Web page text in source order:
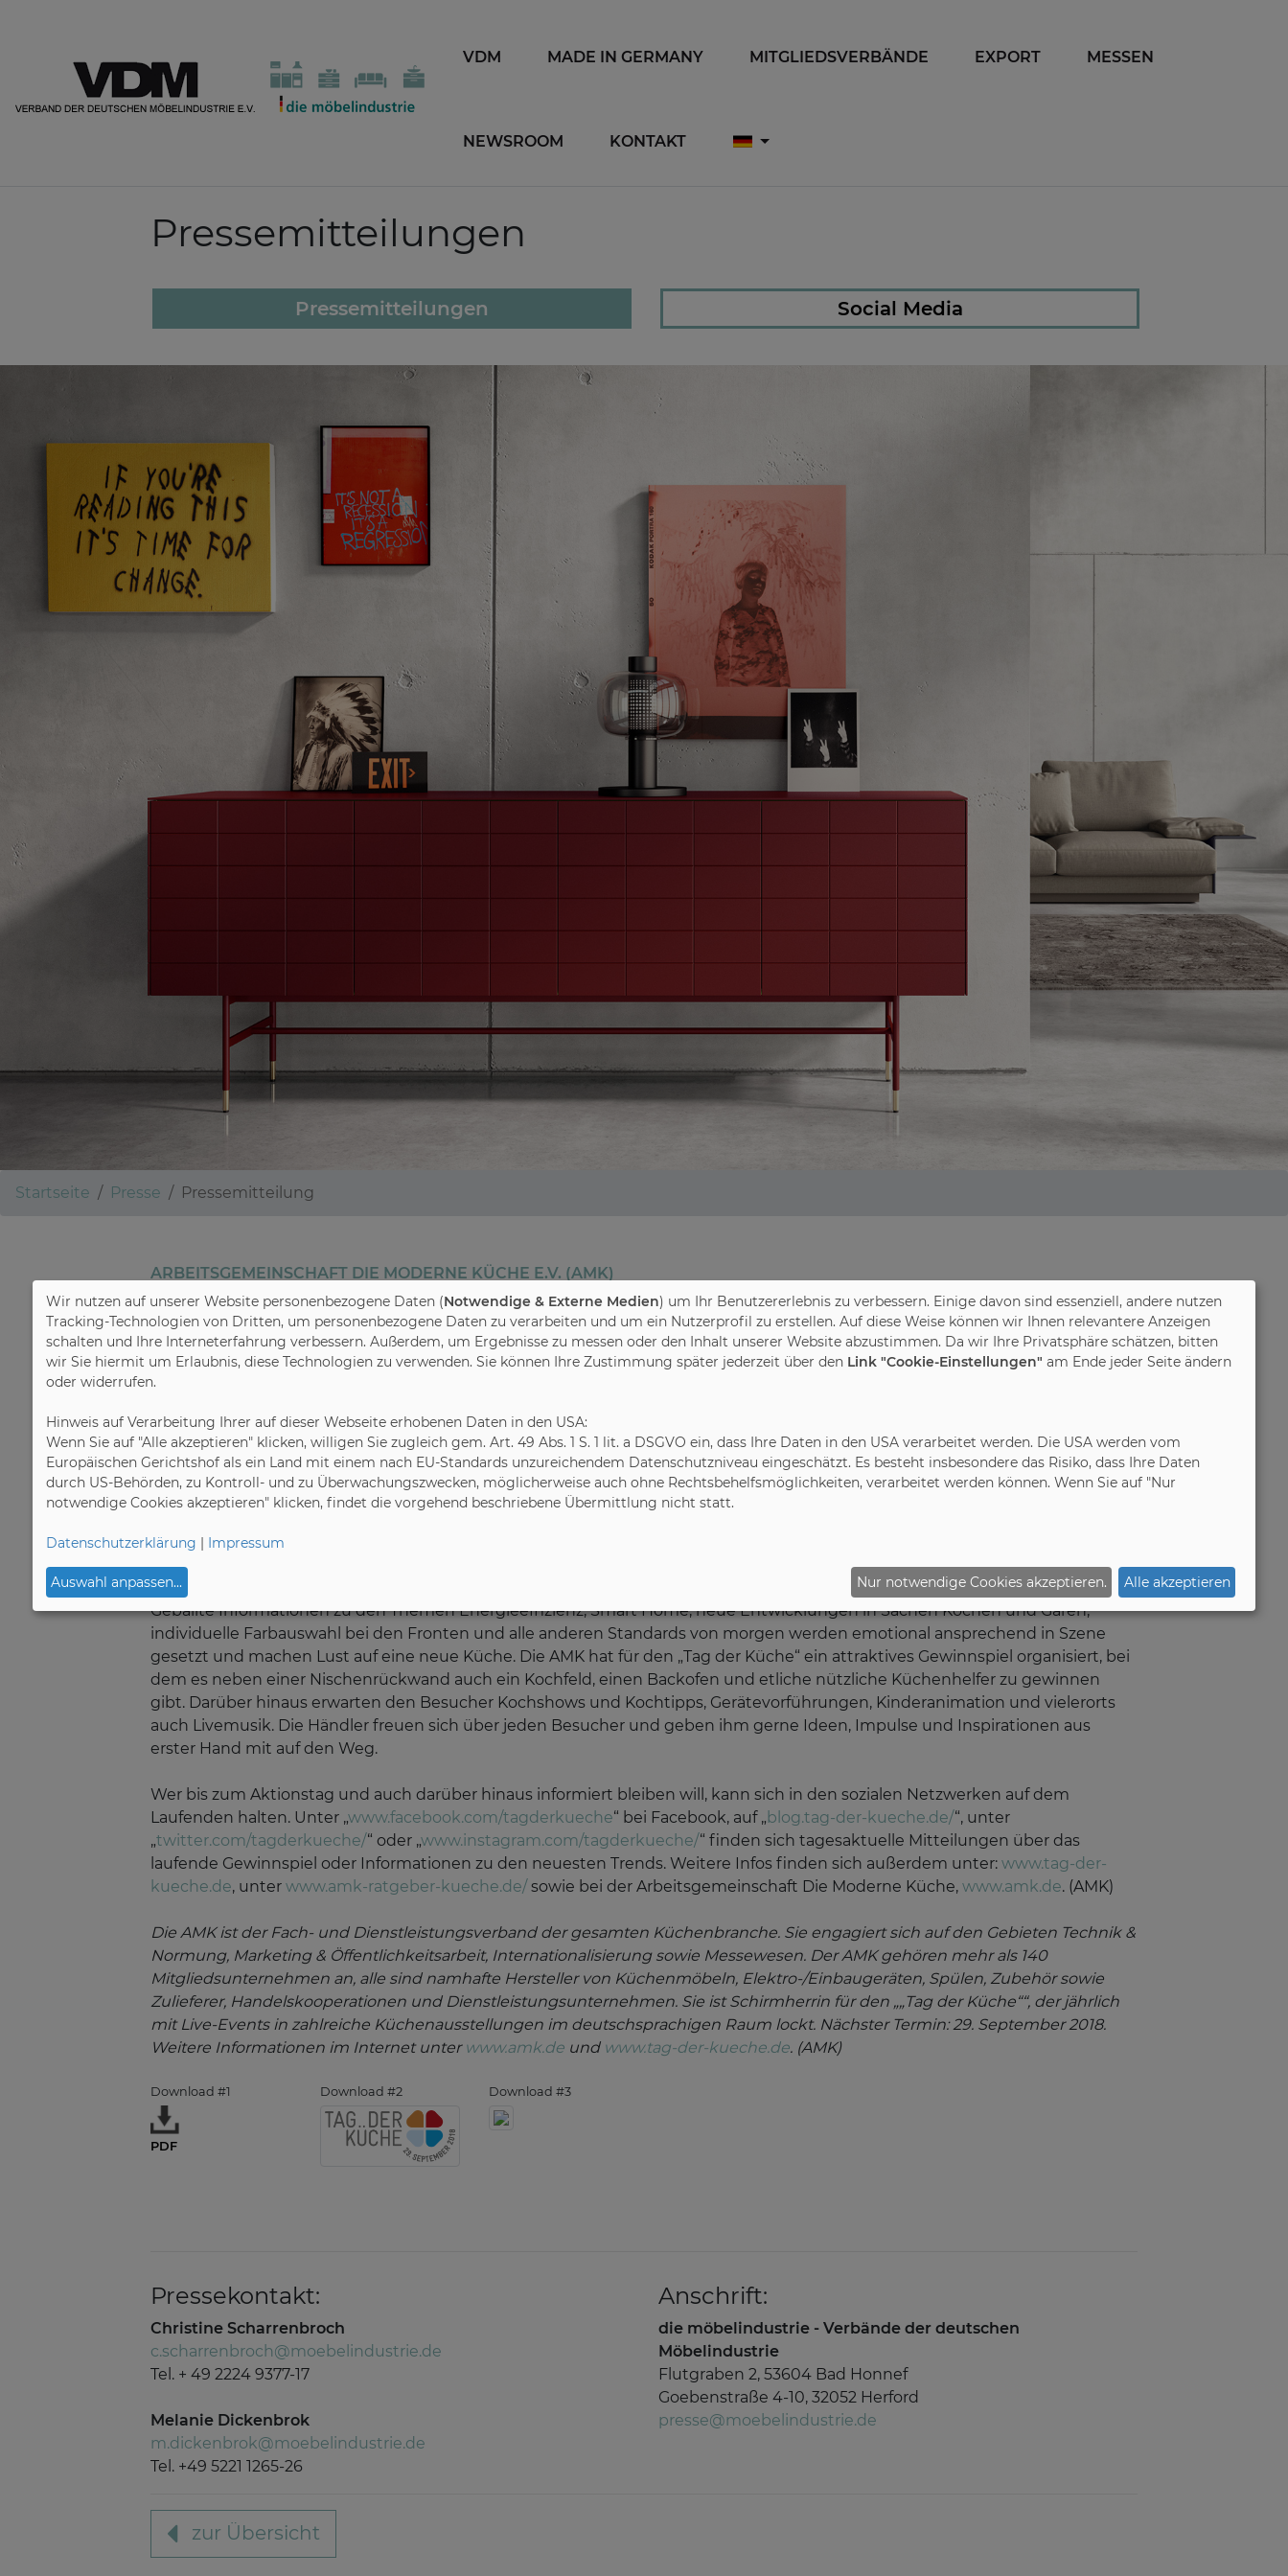
VDM MADE IN GERMANY MITGLIEDSVERBÄNDE EXPORT MESSEN
NEWSROOM KONTAKT
Pressemitteilungen
Pressemitteilungen Social Media
Startseite Presse Pressemitteilung
ARBEITSGEMEINSCHAFT DIE MODERNE KÜCHE E.V. (AMK)
Über 2.000 Fachgeschäfte öffnen am „Tag der Küche“ 2018
Bundesweiter Aktionstag am Samstag, 29. September
Mannheim, 19.09.2018. Der Countdown läuft: In wenigen Tagen ist wieder „Tag der
Küche“. Er findet in diesem Jahr am Samstag, 29. September, in über 2.000
mitwirkenden Küchenfachgeschäften, Küchenstudios und Möbelhändlern mit
Küchenfachabteilung bundesweit statt. „Alle Küchenfans und vor allem
Tag die Neuheiten hautnah anzusehen“, empfiehlt Volker Irle, Geschäftsführer der Arbeitsgemeinschaft Die Moderne Küche
e.V. (AMK). Der bundesweite Aktionstag obliegt der Federführung der AMK und findet bereits zum 19. Mal statt.
Geballte Informationen zu den Themen Energieeffizienz, Smart Home, neue Entwicklungen in Sachen Kochen und Garen,
individuelle Farbauswahl bei den Fronten und alle anderen Standards von morgen werden emotional ansprechend in Szene
gesetzt und machen Lust auf eine neue Küche. Die AMK hat für den „Tag der Küche“ ein attraktives Gewinnspiel organisiert, bei
dem es neben einer Nischenrückwand auch ein Kochfeld, einen Backofen und etliche nützliche Küchenhelfer zu gewinnen
gibt. Darüber hinaus erwarten den Besucher Kochshows und Kochtipps, Gerätevorführungen, Kinderanimation und vielerorts
auch Livemusik. Die Händler freuen sich über jeden Besucher und geben ihm gerne Ideen, Impulse und Inspirationen aus
erster Hand mit auf den Weg.
Wer bis zum Aktionstag und auch darüber hinaus informiert bleiben will, kann sich in den sozialen Netzwerken auf dem
Laufenden halten. Unter „www.facebook.com/tagderkueche“ bei Facebook, auf „ blog.tag-der-kueche.de/“, unter
„twitter.com/tagderkueche/“ oder „www.instagram.com/tagderkueche/“ finden sich tagesaktuelle Mitteilungen über das
laufende Gewinnspiel oder Informationen zu den neuesten Trends. Weitere Infos finden sich außerdem unter: www.tag-der-
kueche.de, unter www.amk-ratgeber-kueche.de/sowie bei der Arbeitsgemeinschaft Die Moderne Küche, www.amk.de. (AMK)
Die AMK ist der Fach- und Dienstleistungsverband der gesamten Küchenbranche. Sie engagiert sich auf den Gebieten Technik &
Normung, Marketing & Öffentlichkeitsarbeit, Internationalisierung sowie Messewesen. Der AMK gehören mehr als 140
Mitgliedsunternehmen an, alle sind namhafte Hersteller von Küchenmöbeln, Elektro-/Einbaugeräten, Spülen, Zubehör sowie
Zulieferer, Handelskooperationen und Dienstleistungsunternehmen. Sie ist Schirmherrin für den „„Tag der Küche““, der jährlich
mit Live-Events in zahlreiche Küchenausstellungen im deutschsprachigen Raum lockt. Nächster Termin: 29. September 2018.
Weitere Informationen im Internet unter www.amk.de und www.tag-der-kueche.de. (AMK)
Download #1
PDF
Download #2 Download #3
Pressekontakt:
Christine Scharrenbroch
c.scharrenbroch@moebelindustrie.de
Tel. + 49 2224 9377-17
Melanie Dickenbrok
m.dickenbrok@moebelindustrie.de
Tel. +49 5221 1265-26
Anschrift:
die möbelindustrie - Verbände der deutschen
Möbelindustrie
Flutgraben 2, 53604 Bad Honnef
Goebenstraße 4-10, 32052 Herford
presse@moebelindustrie.de
zur Übersicht
Wir nutzen auf unserer Website personenbezogene Daten (Notwendige & Externe Medien) um Ihr Benutzererlebnis zu verbessern. Einige davon sind essenziell, andere nutzen
Tracking-Technologien von Dritten, um personenbezogene Daten zu verarbeiten und um ein Nutzerprofil zu erstellen. Auf diese Weise können wir Ihnen relevantere Anzeigen
schalten und Ihre Interneterfahrung verbessern. Außerdem, um Ergebnisse zu messen oder den Inhalt unserer Website abzustimmen. Da wir Ihre Privatsphäre schätzen, bitten
wir Sie hiermit um Erlaubnis, diese Technologien zu verwenden. Sie können Ihre Zustimmung später jederzeit über den Link "Cookie-Einstellungen" am Ende jeder Seite ändern
oder widerrufen.
Hinweis auf Verarbeitung Ihrer auf dieser Webseite erhobenen Daten in den USA:
Wenn Sie auf "Alle akzeptieren" klicken, willigen Sie zugleich gem. Art. 49 Abs. 1 S. 1 lit. a DSGVO ein, dass Ihre Daten in den USA verarbeitet werden. Die USA werden vom
Europäischen Gerichtshof als ein Land mit einem nach EU-Standards unzureichendem Datenschutzniveau eingeschätzt. Es besteht insbesondere das Risiko, dass Ihre Daten
durch US-Behörden, zu Kontroll- und zu Überwachungszwecken, möglicherweise auch ohne Rechtsbehelfsmöglichkeiten, verarbeitet werden können. Wenn Sie auf "Nur
notwendige Cookies akzeptieren" klicken, findet die vorgehend beschriebene Übermittlung nicht statt.
Datenschutzerklärung | Impressum
Auswahl anpassen... Nur notwendige Cookies akzeptieren. Alle akzeptieren